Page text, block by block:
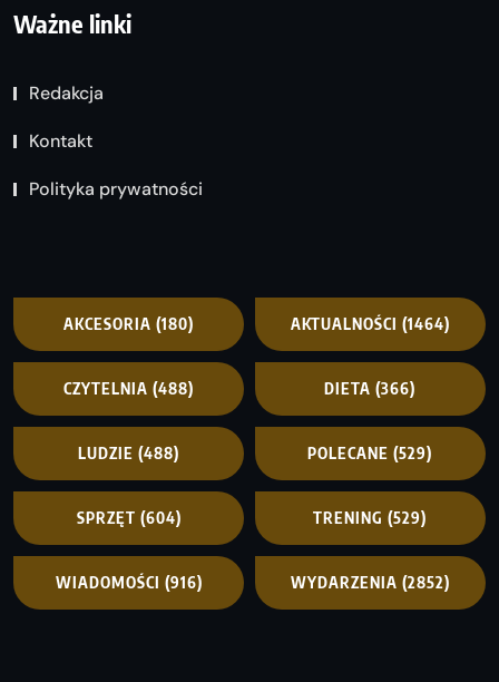
Ważne linki
Redakcja
Kontakt
Polityka prywatności
AKCESORIA (180) AKTUALNOŚCI (1464)
CZYTELNIA (488) DIETA (366)
LUDZIE (488) POLECANE (529)
SPRZĘT (604) TRENING (529)
WIADOMOŚCI (916) WYDARZENIA (2852)